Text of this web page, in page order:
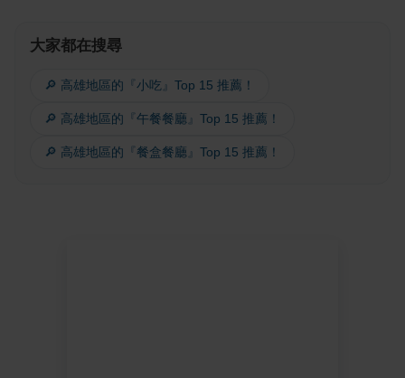
大家都在搜尋
🔎 高雄地區的『小吃』Top 15 推薦！
🔎 高雄地區的『午餐餐廳』Top 15 推薦！
🔎 高雄地區的『餐盒餐廳』Top 15 推薦！